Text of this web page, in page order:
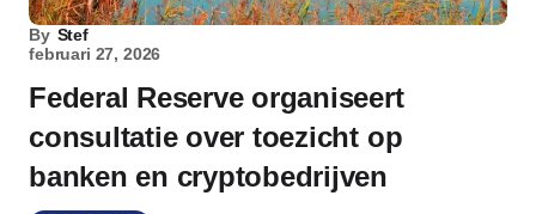
By Stef
februari 27, 2026
Federal Reserve organiseert
consultatie over toezicht op
banken en cryptobedrijven